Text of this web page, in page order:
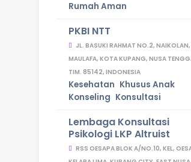
Rumah Aman
PKBI NTT
JL. BASUKI RAHMAT NO.2, NAIKOLAN,
MAULAFA, KOTA KUPANG, NUSA
TIM. 85142, INDONESIA
Kesehatan Khusus Anak
Konseling Konsultasi
Lembaga Konsultasi
Psikologi LKP Altruist
RSS OESAPA BLOK A/NO.10, KEL,